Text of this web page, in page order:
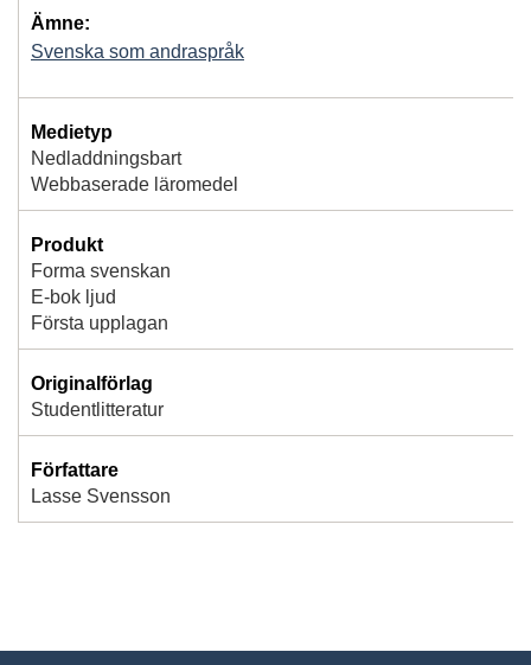
Ämne:
Svenska som andraspråk
Medietyp
Nedladdningsbart
Webbaserade läromedel
Produkt
Forma svenskan
E-bok ljud
Första upplagan
Originalförlag
Studentlitteratur
Författare
Lasse Svensson